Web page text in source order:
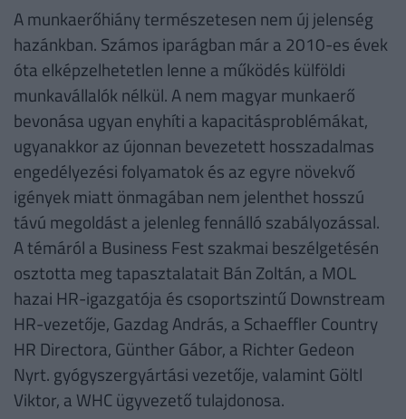
A munkaerőhiány természetesen nem új jelenség
hazánkban. Számos iparágban már a 2010-es évek
óta elképzelhetetlen lenne a működés külföldi
munkavállalók nélkül. A nem magyar munkaerő
bevonása ugyan enyhíti a kapacitásproblémákat,
ugyanakkor az újonnan bevezetett hosszadalmas
engedélyezési folyamatok és az egyre növekvő
igények miatt önmagában nem jelenthet hosszú
távú megoldást a jelenleg fennálló szabályozással.
A témáról a Business Fest szakmai beszélgetésén
osztotta meg tapasztalatait Bán Zoltán, a MOL
hazai HR-igazgatója és csoportszintű Downstream
HR-vezetője, Gazdag András, a Schaeffler Country
HR Directora, Günther Gábor, a Richter Gedeon
Nyrt. gyógyszergyártási vezetője, valamint Göltl
Viktor, a WHC ügyvezető tulajdonosa.